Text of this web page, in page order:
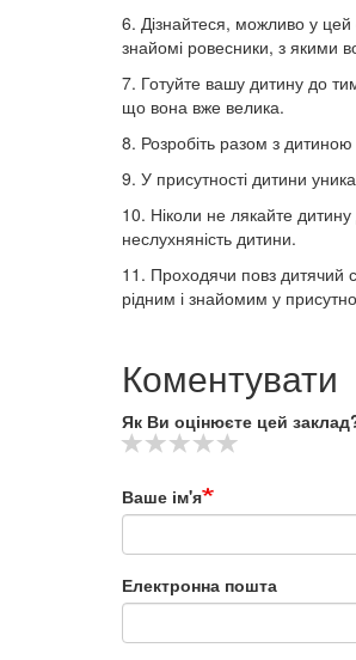
6. Дізнайтеся, можливо у цей
знайомі ровесники, з якими
7. Готуйте вашу дитину до
що вона вже велика.
8. Розробіть разом з
9. У присутності дитини
10. Ніколи не лякайте
неслухняність дитини.
11. Проходячи повз дитячий
рідним і знайомим у
Коментувати
Як Ви оцінюєте цей
Ваше ім'я
Електронна пошта